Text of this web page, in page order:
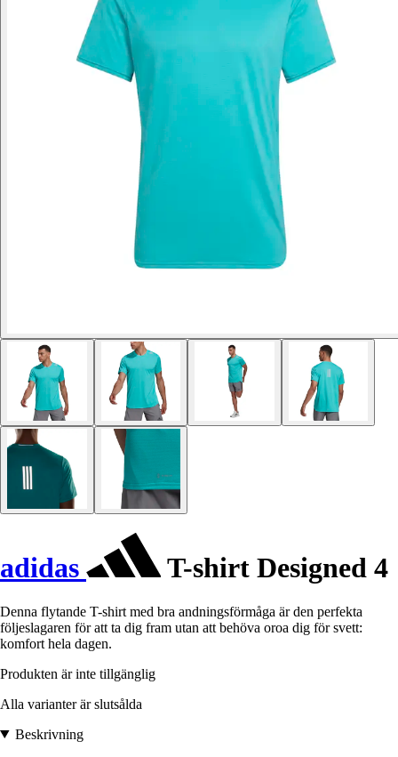
adidas T-shirt Designed 4
Denna flytande T-shirt med bra andningsförmåga är den perfekta
följeslagaren för att ta dig fram utan att behöva oroa dig för svett:
komfort hela dagen.
Produkten är inte tillgänglig
Alla varianter är slutsålda
Beskrivning